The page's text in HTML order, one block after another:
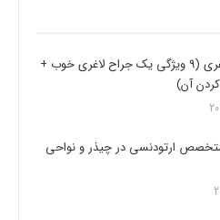
بهترین جراح لاغری (9 ویژگی یک جراح لاغری خوب +
آن)
ارتودنسی در چیذر و نواحی